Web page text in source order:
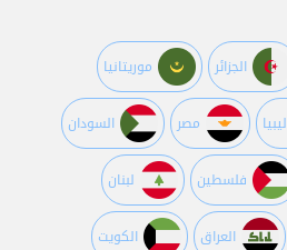
الجزائر موريتانيا
ليبيا مصر السودان
فلسطين لبنان
العراق الكويت